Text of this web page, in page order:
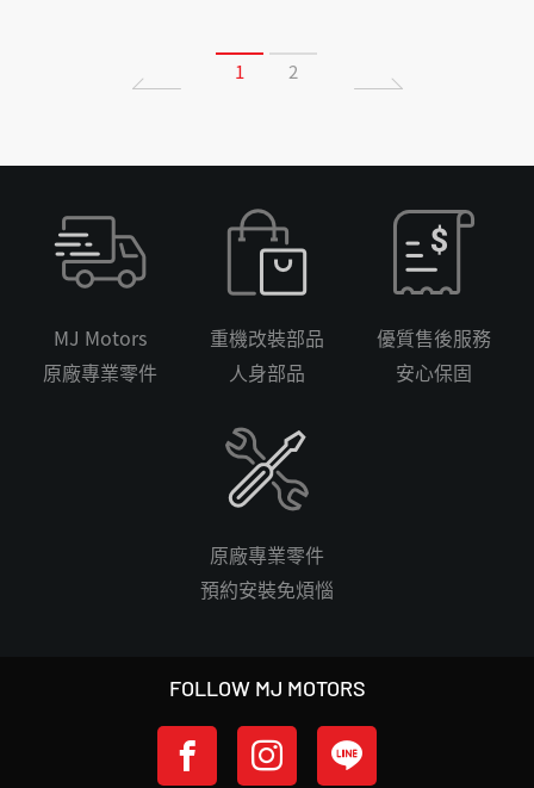
1 2
MJ Motors
原廠專業零件
重機改裝部品
人身部品
優質售後服務
安心保固
原廠專業零件
預約安裝免煩惱
FOLLOW MJ MOTORS